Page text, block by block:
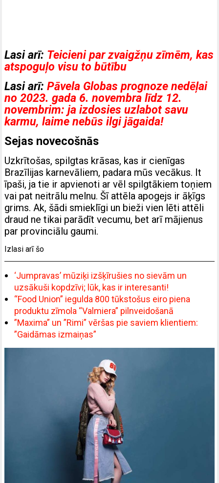
Lasi arī: Teicieni par zvaigžņu zīmēm, kas
atspoguļo visu to būtību
Lasi arī:Pāvela Globas prognoze nedēļai
no 2023. gada 6. novembra līdz 12.
novembrim: ja izdosies uzlabot savu
karmu, laime nebūs ilgi jāgaida!
Sejas novecošnās
Uzkrītošas, spilgtas krāsas, kas ir cienīgas
Brazīlijas karnevāliem, padara mūs vecākus. It
īpaši, ja tie ir apvienoti ar vēl spilgtākiem toņiem
vai pat neitrālu melnu. Šī attēla apogejs ir āķīgs
grims. Ak, šādi smieklīgi un bieži vien lēti attēli
draud ne tikai parādīt vecumu, bet arī mājienus
par provinciālu gaumi.
Izlasi arī šo
‘Jumpravas’ mūziķi izšķīrušies no sievām un
uzsākuši kopdzīvi; lūk, kas ir interesanti!
“Food Union” iegulda 800 tūkstošus eiro piena
produktu zīmola “Valmiera” pilnveidošanā
”Maxima” un ”Rimi” vēršas pie saviem klientiem:
”Gaidāmas izmaiņas”